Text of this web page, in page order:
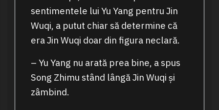
sentimentele lui Yu Yang pentru Jin
Wuqi, a putut chiar să determine că
era Jin Wuqi doar din figura neclară.
– Yu Yang nu arată prea bine, a spus
Song Zhimu stând lângă Jin Wuqi și
zâmbind.